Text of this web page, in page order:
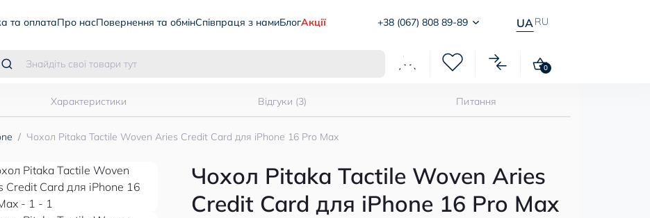
та оплатаПро насПовернення та обмінСпівпраця з намиБлогАкції +38 (067) 808 89-89 UA RU
0
Чохол Pitaka Tactile Woven Aries Credit Card для iPhone 16 Pro Max
Характеристики Відгуки (3) Питання
Чохол Pitaka Tactile Woven Aries
Credit Card для iPhone 16 Pro Max